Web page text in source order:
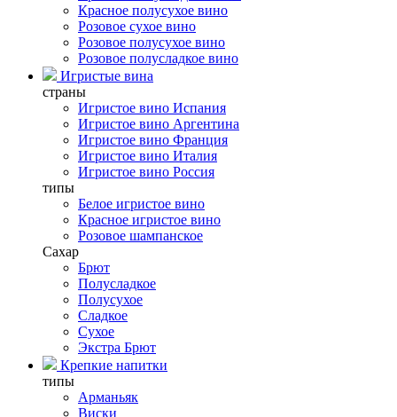
Красное полусухое вино
Розовое сухое вино
Розовое полусухое вино
Розовое полусладкое вино
Игристые вина
страны
Игристое вино Испания
Игристое вино Аргентина
Игристое вино Франция
Игристое вино Италия
Игристое вино Россия
типы
Белое игристое вино
Красное игристое вино
Розовое шампанское
Сахар
Брют
Полусладкое
Полусухое
Сладкое
Сухое
Экстра Брют
Крепкие напитки
типы
Арманьяк
Виски